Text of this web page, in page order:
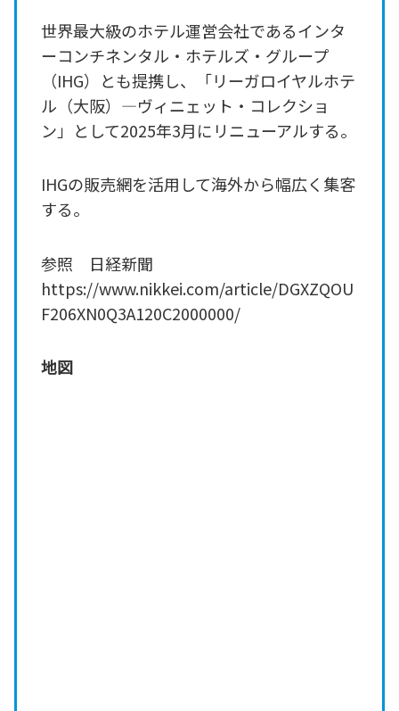
世界最大級のホテル運営会社であるインタ
ーコンチネンタル・ホテルズ・グループ
（IHG）とも提携し、「リーガロイヤルホテ
ル（大阪）―ヴィニェット・コレクショ
ン」として2025年3月にリニューアルする。
IHGの販売網を活用して海外から幅広く集客
する。
参照 日経新聞
https://www.nikkei.com/article/DGXZQOU
F206XN0Q3A120C2000000/
地図